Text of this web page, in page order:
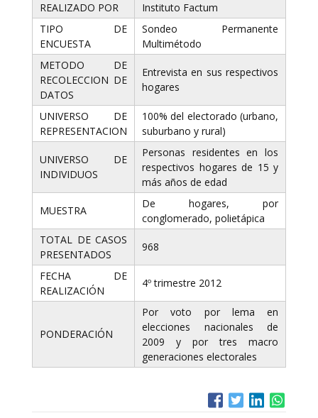
REALIZADO POR
Instituto Factum
TIPO DE
ENCUESTA
Sondeo Permanente
Multimétodo
METODO DE
RECOLECCION DE
DATOS
Entrevista en sus respectivos
hogares
UNIVERSO DE
REPRESENTACION
100% del electorado (urbano,
suburbano y rural)
UNIVERSO DE
INDIVIDUOS
Personas residentes en los
respectivos hogares de 15 y
más años de edad
MUESTRA
De hogares, por
conglomerado, polietápica
TOTAL DE CASOS
PRESENTADOS
968
FECHA DE
REALIZACIÓN
4º trimestre 2012
PONDERACIÓN
Por voto por lema en
elecciones nacionales de
2009 y por tres macro
generaciones electorales